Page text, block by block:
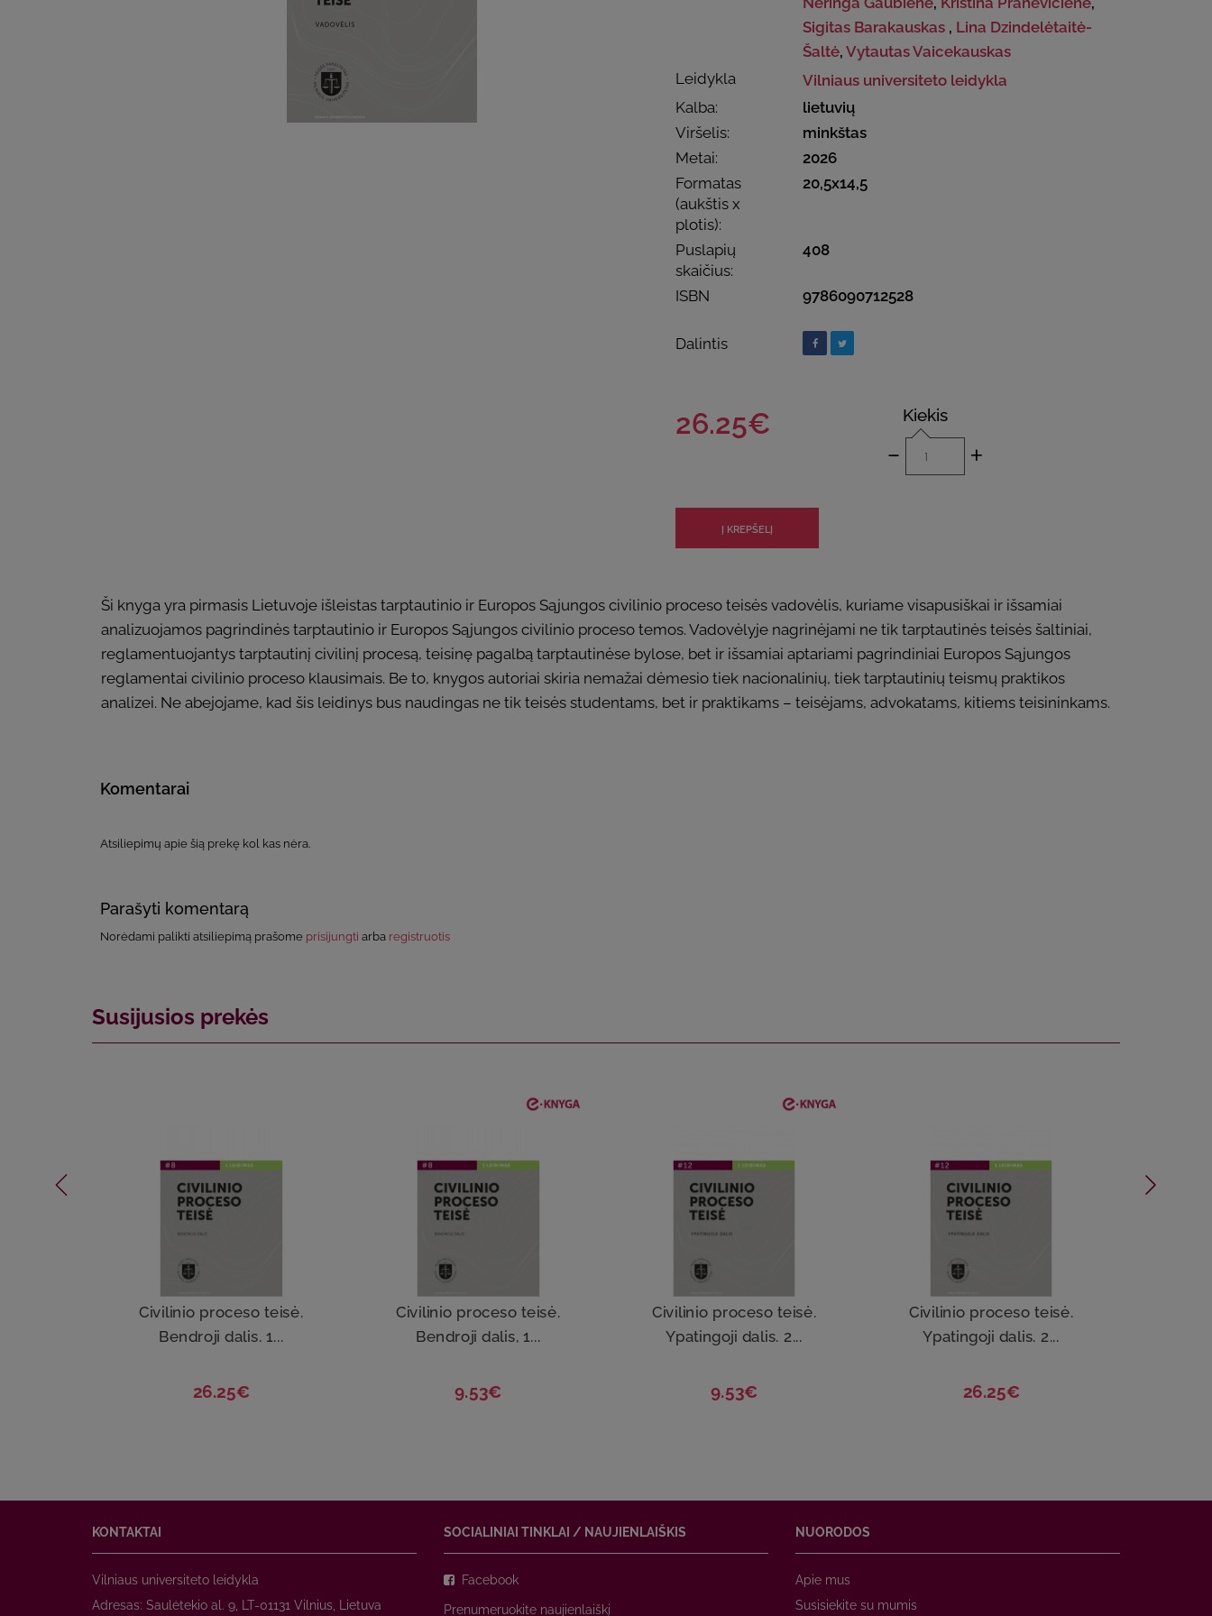
Sigitas Barakauskas , Lina Dzindelėtaitė-
Šaltė, Vytautas Vaicekauskas
Leidykla
Vilniaus universiteto leidykla
Kalba:
lietuvių
Viršelis:
minkštas
Metai:
2026
Formatas
(aukštis x
plotis):
20,5x14,5
Puslapių
skaičius:
408
ISBN 9786090712528
Dalintis
26.25€ Kiekis
- +
Ši knyga yra pirmasis Lietuvoje išleistas tarptautinio ir Europos Sąjungos civilinio proceso teisės vadovėlis, kuriame visapusiškai ir išsamiai
analizuojamos pagrindinės tarptautinio ir Europos Sąjungos civilinio proceso temos. Vadovėlyje nagrinėjami ne tik tarptautinės teisės šaltiniai,
reglamentuojantys tarptautinį civilinį procesą, teisinę pagalbą tarptautinėse bylose, bet ir išsamiai aptariami pagrindiniai Europos Sąjungos
reglamentai civilinio proceso klausimais. Be to, knygos autoriai skiria nemažai dėmesio tiek nacionalinių, tiek tarptautinių teismų praktikos
analizei. Ne abejojame, kad šis leidinys bus naudingas ne tik teisės studentams, bet ir praktikams – teisėjams, advokatams, kitiems teisininkams.
Komentarai
Atsiliepimų apie šią prekę kol kas nėra.
Parašyti komentarą
Norėdami palikti atsiliepimą prašome prisijungti arba registruotis
Susijusios prekės
Civilinio proceso teisė.
Bendroji dalis. 1...
26.25€
Civilinio proceso teisė.
Bendroji dalis, 1...
9.53€
Civilinio proceso teisė.
Ypatingoji dalis. 2...
9.53€
Civilinio proceso teisė.
Ypatingoji dalis. 2...
26.25€
KONTAKTAI
Vilniaus universiteto leidykla
Adresas: Saulėtekio al. 9, LT-01131 Vilnius, Lietuva
SOCIALINIAI TINKLAI / NAUJIENLAIŠKIS
Facebook
Prenumeruokite naujienlaiškį
NUORODOS
Apie mus
Susisiekite su mumis